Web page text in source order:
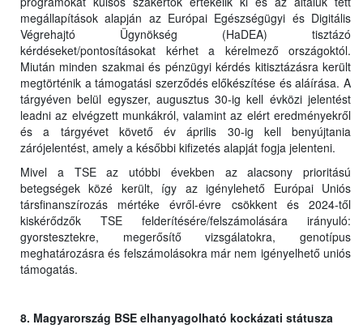
megállapítások alapján az Európai Egészségügyi és Digitális
Végrehajtó Ügynökség (HaDEA) tisztázó
kérdéseket/pontosításokat kérhet a kérelmező országoktól.
Miután minden szakmai és pénzügyi kérdés kitisztázásra került
megtörténik a támogatási szerződés előkészítése és aláírása. A
tárgyéven belül egyszer, augusztus 30-ig kell évközi jelentést
leadni az elvégzett munkákról, valamint az elért eredményekről
és a tárgyévet követő év április 30-ig kell benyújtania
zárójelentést, amely a későbbi kifizetés alapját fogja jelenteni.
Mivel a TSE az utóbbi években az alacsony prioritású
betegségek közé került, így az igénylehető Európai Uniós
társfinanszírozás mértéke évről-évre csökkent és 2024-től
kiskérődzők TSE felderítésére/felszámolására irányuló:
gyorstesztekre, megerősítő vizsgálatokra, genotípus
meghatározásra és felszámolásokra már nem igényelhető uniós
támogatás.
8. Magyarország BSE elhanyagolható kockázati státusza